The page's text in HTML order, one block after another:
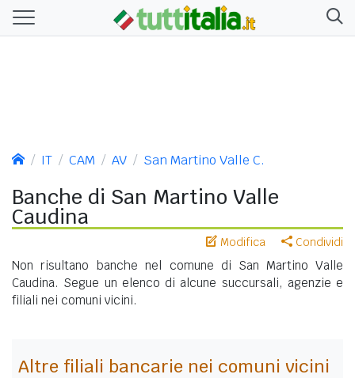
IT CAM AV San Martino Valle C.
Banche di San Martino Valle
Caudina
Modifica Condividi
Non risultano banche nel comune di San Martino Valle
Caudina. Segue un elenco di alcune succursali, agenzie e
filiali nei comuni vicini.
Altre filiali bancarie nei comuni vicini